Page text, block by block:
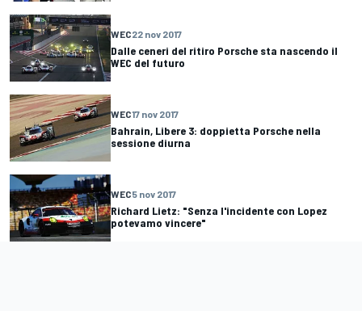
WEC22 nov 2017
Dalle ceneri del ritiro Porsche sta nascendo il
WEC del futuro
WEC17 nov 2017
Bahrain, Libere 3: doppietta Porsche nella
sessione diurna
WEC5 nov 2017
Richard Lietz: "Senza l'incidente con Lopez
potevamo vincere"